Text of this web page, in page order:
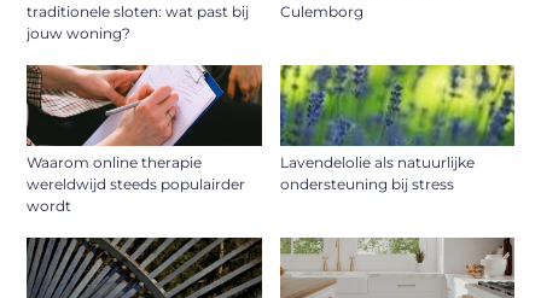
traditionele sloten: wat past bij
jouw woning?
Culemborg
Waarom online therapie
wereldwijd steeds populairder
wordt
Lavendelolie als natuurlijke
ondersteuning bij stress